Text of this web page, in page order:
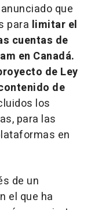
que
para limitar el
cuentas de
en Canadá.
de Ley
de
los
para las
en
de un
el que ha